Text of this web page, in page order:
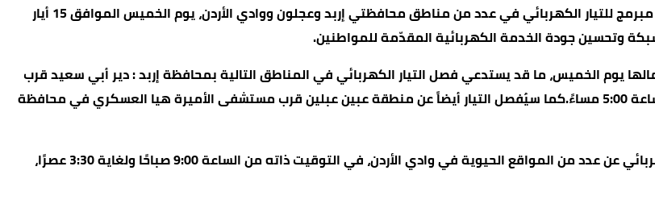
الرؤيا – أعلنت شركة كهرباء محافظة إربد وشركة توزيع الكهرباء عن فصل مبرمج للتيار الكهربائي في عدد من مناطق محافظتي إربد وعجلون ووادي الأردن، يوم الخميس الموافق 15 أيار
يوم الخميس، ما قد يستدعي فصل التيار الكهربائي في المناطق التالية بمحافظة إربد : دير أبي سعيد قرب
المقبرة وطريق جنين جفين كفر الماء وذلك من الساعة 9:30 صباحًا وحتى الساعة 5:00 مساءً.كما سيُفصل التيار أيضاً عن منطقة عبين عبلين قرب مستشفى الأميرة هيا العسكري في محافظة
من جانبها، أكدت شركة توزيع الكهرباء أنها ستضطر آسفة لفصل التيار الكهربائي عن عدد من المواقع الحيوية في وادي الأردن، في التوقيت ذاته من الساعة 9:00 صباحًا ولغاية 3:30 عصرًا،